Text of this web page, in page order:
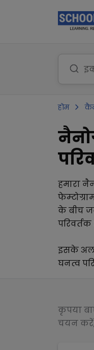
होम
हमारा
के बीच
इसके
घनत्व
कृपया
चयन करें,